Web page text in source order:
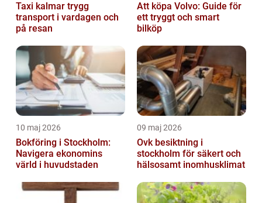
Taxi kalmar trygg
transport i vardagen och
på resan
Att köpa Volvo: Guide för
ett tryggt och smart
bilköp
10 maj 2026
Bokföring i Stockholm:
Navigera ekonomins
värld i huvudstaden
09 maj 2026
Ovk besiktning i
stockholm för säkert och
hälsosamt inomhusklimat